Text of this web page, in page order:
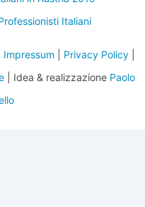
Italiani
Impressum Privacy Policy|
| Idea & realizzazione Paolo